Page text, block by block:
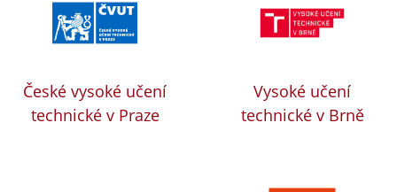
České vysoké učení
technické v Praze
Vysoké učení
technické v Brně